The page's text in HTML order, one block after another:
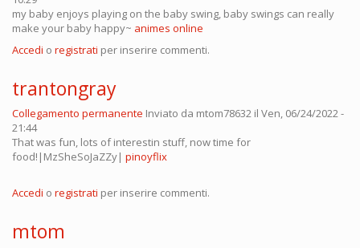
my baby enjoys playing on the baby swing, baby swings can really
make your baby happy~ animes online
Accedi o registrati per inserire commenti.
trantongray
Collegamento permanente Inviato da mtom78632 il Ven, 06/24/2022 -
21:44
That was fun, lots of interestin stuff, now time for
food!|MzSheSoJaZZy| pinoyflix
Accedi o registrati per inserire commenti.
mtom